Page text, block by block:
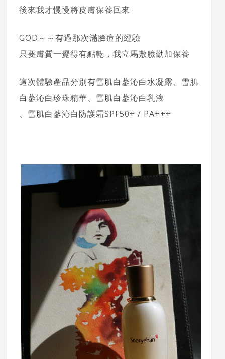
後來我才慢慢將皮膚保養回來
GOD～～有過那次滿臉痘的經驗
只要膚質一覺得有點乾，我立馬敷臉勤加保養
這次體驗產品分別有雪肌白蔘沁白水凝露、雪肌
白蔘沁白珍珠精華、雪肌白蔘沁白乳液
、雪肌白蔘沁白防護霜SPF50+ / PA+++